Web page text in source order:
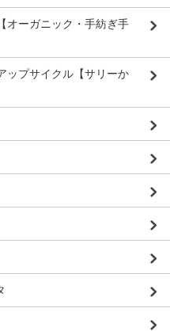
ーガニック・手紡ぎ手
プサイクル【サリーか